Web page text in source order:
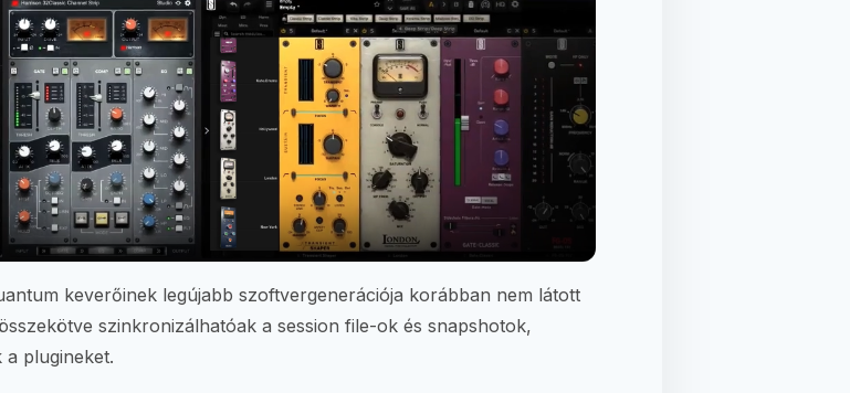
keverőinek legújabb szoftvergenerációja korábban nem látott
szinkronizálhatóak a session file-ok és snapshotok,
plugineket.